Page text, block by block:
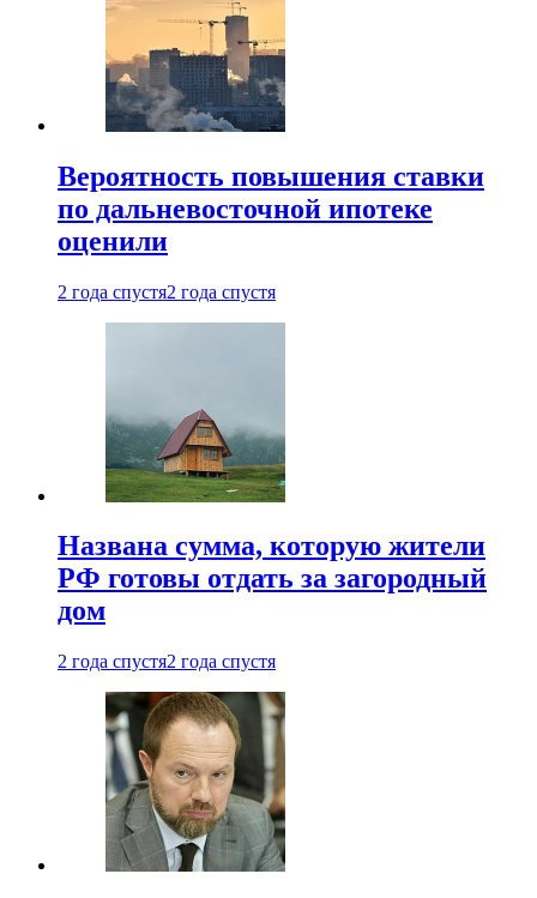
Вероятность повышения ставки
по дальневосточной ипотеке
оценили
2 года спустя2 года спустя
Названа сумма, которую жители
РФ готовы отдать за загородный
дом
2 года спустя2 года спустя